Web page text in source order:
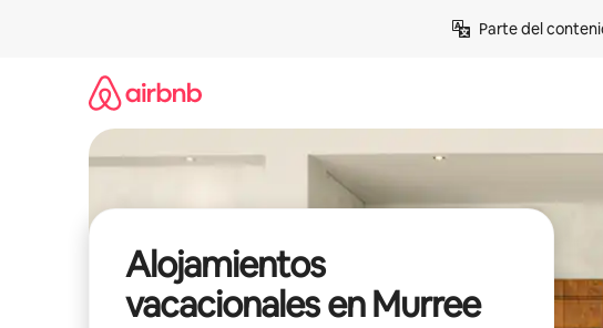
Parte del
Alojamientos
vacacionales en Murree